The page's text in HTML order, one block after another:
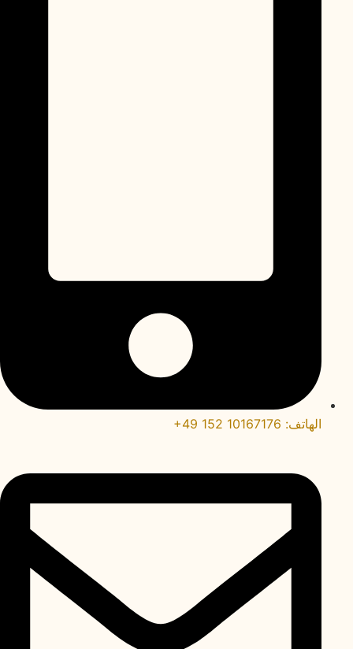
الهاتف: ‎+49 152 10167176‎